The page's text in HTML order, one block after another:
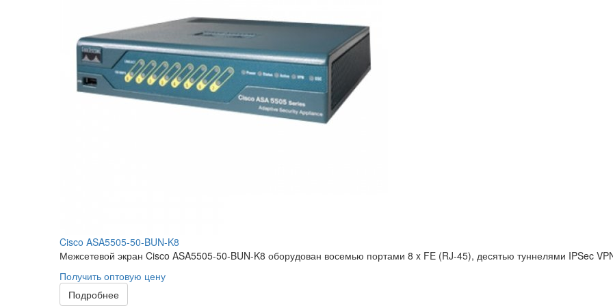
Cisco ASA5505-50-BUN-K8
Межсетевой экран Cisco ASA5505-50-BUN-K8 оборудован восемью портами 8 x FE (RJ-45), десятью туннелями IPSec
Получить оптовую цену
Подробнее